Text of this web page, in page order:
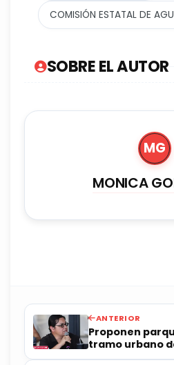
COMISIÓN ESTATAL DE
SOBRE EL AUTOR
MG
MONICA
ANTERIOR
Proponen
tramo urbano
infraestructura